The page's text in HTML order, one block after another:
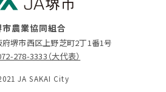
市農業協同組合
府堺市西区上野芝町2丁1番1号
278-3333（大代表）
JA SAKAI City